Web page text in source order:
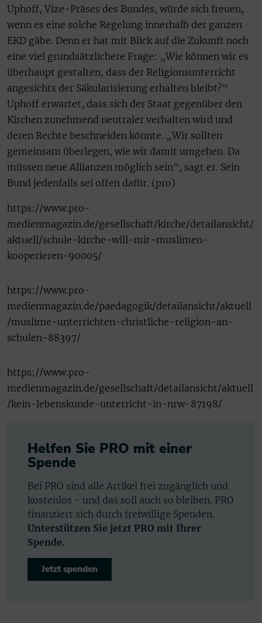
Uphoff, Vize-Präses des Bundes, würde sich freuen,
wenn es eine solche Regelung innerhalb der ganzen
EKD gäbe. Denn er hat mit Blick auf die Zukunft noch
eine viel grundsätzlichere Frage: „Wie können wir es
überhaupt gestalten, dass der Religionsunterricht
angesichts der Säkularisierung erhalten bleibt?“
Uphoff erwartet, dass sich der Staat gegenüber den
Kirchen zunehmend neutraler verhalten wird und
deren Rechte beschneiden könnte. „Wir sollten
gemeinsam überlegen, wie wir damit umgehen. Da
müssen neue Allianzen möglich sein“, sagt er. Sein
Bund jedenfalls sei offen dafür. (pro)
https://www.pro-
medienmagazin.de/gesellschaft/kirche/detailansicht/
aktuell/schule-kirche-will-mit-muslimen-
kooperieren-90005/
https://www.pro-
medienmagazin.de/paedagogik/detailansicht/aktuell
/muslime-unterrichten-christliche-religion-an-
schulen-88397/
https://www.pro-
medienmagazin.de/gesellschaft/detailansicht/aktuell
/kein-lebenskunde-unterricht-in-nrw-87198/
Helfen Sie PRO mit einer
Spende
Bei PRO sind alle Artikel frei zugänglich und
kostenlos - und das soll auch so bleiben. PRO
finanziert sich durch freiwillige Spenden.
Unterstützen Sie jetzt PRO mit Ihrer
Spende.
Jetzt spenden